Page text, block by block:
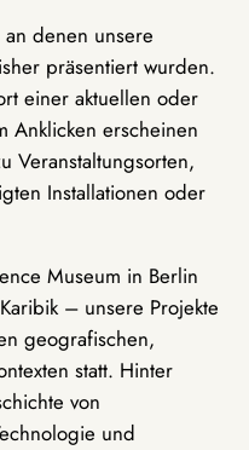
denen unsere
präsentiert wurden.
einer aktuellen oder
Anklicken erscheinen
Veranstaltungsorten,
Installationen oder
Museum in Berlin
– unsere Projekte
geografischen,
statt. Hinter
von
und